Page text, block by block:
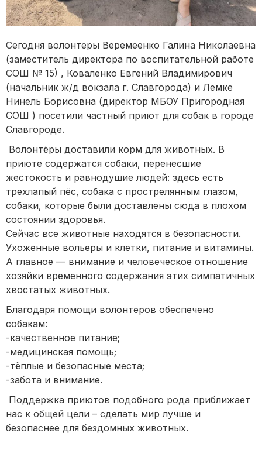
Сегодня волонтеры Веремеенко Галина Николаевна
(заместитель директора по воспитательной работе
СОШ № 15) , Коваленко Евгений Владимирович
(начальник ж/д вокзала г. Славгорода) и Лемке
Нинель Борисовна (директор МБОУ Пригородная
СОШ ) посетили частный приют для собак в городе
Славгороде.
Волонтёры доставили корм для животных. В
приюте содержатся собаки, перенесшие
жестокость и равнодушие людей: здесь есть
трехлапый пёс, собака с прострелянным глазом,
собаки, которые были доставлены сюда в плохом
состоянии здоровья.
Сейчас все животные находятся в безопасности.
Ухоженные вольеры и клетки, питание и витамины.
А главное — внимание и человеческое отношение
хозяйки временного содержания этих симпатичных
хвостатых животных.
Благодаря помощи волонтеров обеспечено
собакам:
-качественное питание;
-медицинская помощь;
-тёплые и безопасные места;
-забота и внимание.
Поддержка приютов подобного рода приближает
нас к общей цели – сделать мир лучше и
безопаснее для бездомных животных.